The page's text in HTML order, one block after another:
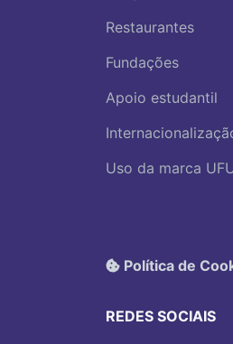
Restaurantes
Fundações
Apoio estudantil
Uso da marca
Política de
REDES SOCIAIS